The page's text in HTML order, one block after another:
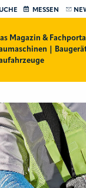
MESSEN
Magazin &
|